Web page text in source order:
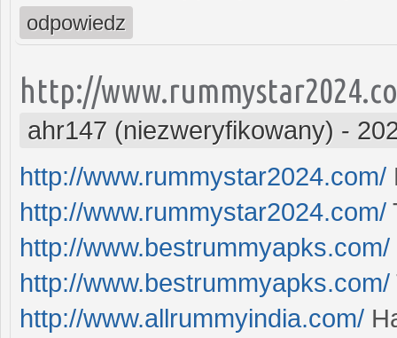
odpowiedz
http://
ahr147 (niezweryfikowany) -
http://www.rummystar2024.com/
http://www.rummystar2024.com/
http://www.bestrummyapks.com/
http://www.bestrummyapks.com/
http://www.allrummyindia.com/